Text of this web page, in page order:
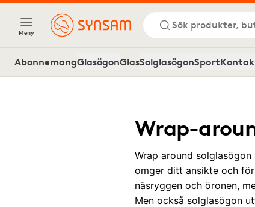
Meny
Sök produkter,
AbonnemangGlasögonGlasSolglasögonSport
Wrap-
Wrap around
omger ditt ansikte och
näsryggen och öronen,
Men också solglasögon